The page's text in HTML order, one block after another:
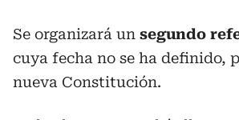
Se organizará un segundo
cuya fecha no se ha definido,
nueva Constitución.